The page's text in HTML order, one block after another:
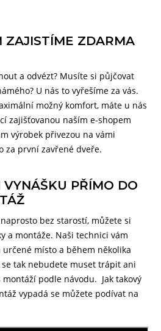
ZAJISTÍME ZDARMA
a odvézt? Musíte si půjčovat
U nás to vyřešíme za vás.
možný komfort, máte u nás
zajišťovanou naším e-shopem
výrobek přivezou na vámi
za první zavřené dveře.
PŘÍMO DO
bez starostí, můžete si
a montáže. Naši technici vám
místo a během několika
tak nebudete muset trápit ani
podle návodu. Jak takový
vypadá se můžete podívat na